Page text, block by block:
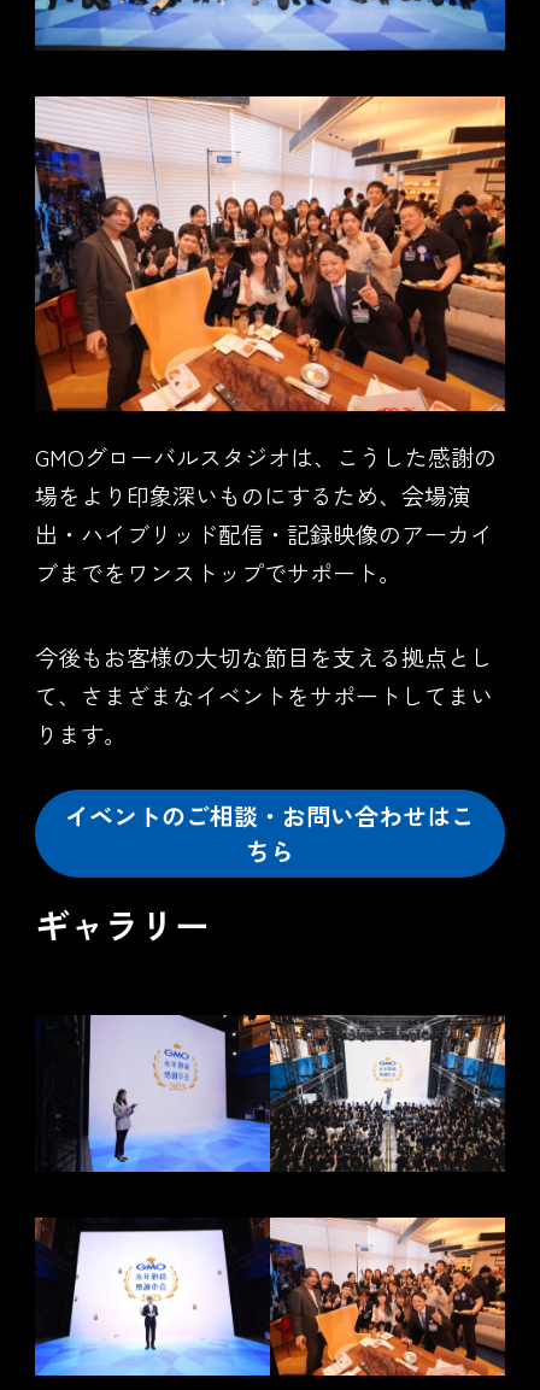
GMOグローバルスタジオは、こうした感謝の
場をより印象深いものにするため、会場演
出・ハイブリッド配信・記録映像のアーカイ
ブまでをワンストップでサポート。
今後もお客様の大切な節目を支える拠点とし
て、さまざまなイベントをサポートしてまい
ります。
イベントのご相談・お問い合わせはこ
ちら
ギャラリー